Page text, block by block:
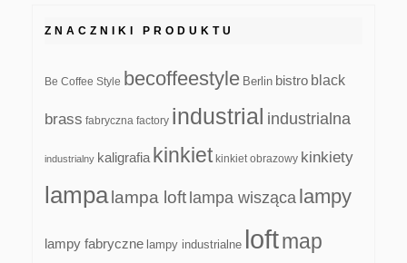
ZNACZNIKI PRODUKTU
Be Coffee Style becoffeestyle Berlin bistro black
brass fabryczna factory industrial industrialna
industrialny kaligrafia kinkiet kinkiet obrazowy kinkiety
lampa lampa loft lampa wisząca lampy
lampy fabryczne lampy industrialne loftmap